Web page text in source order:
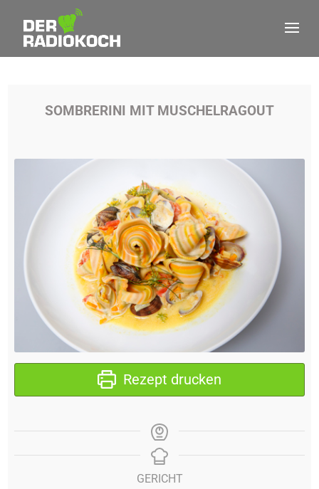
SOMBRERINI MIT MUSCHELRAGOUT
Rezept drucken
GERICHT